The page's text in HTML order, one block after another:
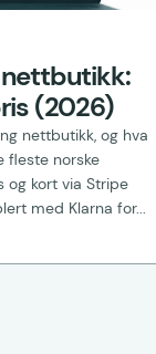
(2026)
nettbutikk, og hva
fleste norske
og kort via Stripe
med Klarna for...